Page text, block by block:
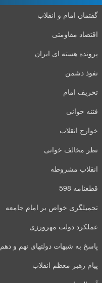
گفتمان امام و انقلاب
اقتصاد مقاومتی
پرونده هسته ای ایران
نفوذ دشمن
تحریف امام
فتنه خوانی
خوارج انقلاب
نظر مخالف خوانی
انقلاب مشروطه
قطعنامه 598
تحمیلگری خواص بر امام جامعه
عملکرد دولت مهرورزی
پاسخ به شبهات دولتهای نهم و دهم
پیام رهبر معظم انقلاب